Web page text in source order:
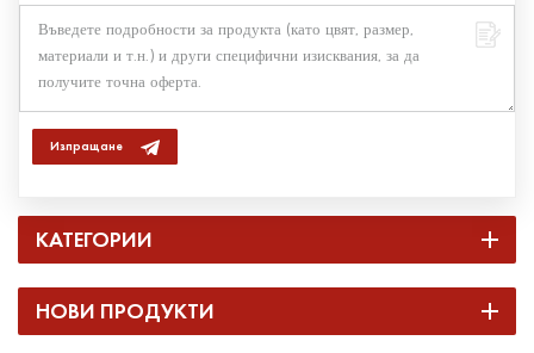
Изпращане
КАТЕГОРИИ
НОВИ ПРОДУКТИ